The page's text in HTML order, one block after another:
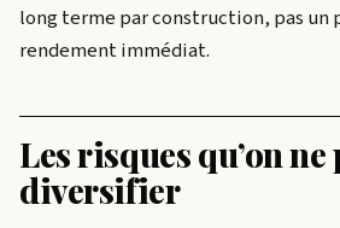
long terme par construction, pas un
rendement immédiat.
Les risques qu’on ne
diversifier